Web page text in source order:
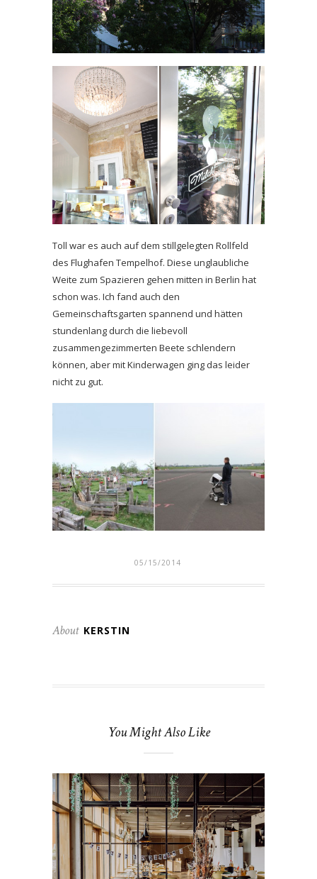
Toll war es auch auf dem stillgelegten Rollfeld
des Flughafen Tempelhof. Diese unglaubliche
Weite zum Spazieren gehen mitten in Berlin hat
schon was. Ich fand auch den
Gemeinschaftsgarten spannend und hätten
stundenlang durch die liebevoll
zusammengezimmerten Beete schlendern
können, aber mit Kinderwagen ging das leider
nicht zu gut.
05/15/2014
About KERSTIN
You Might Also Like